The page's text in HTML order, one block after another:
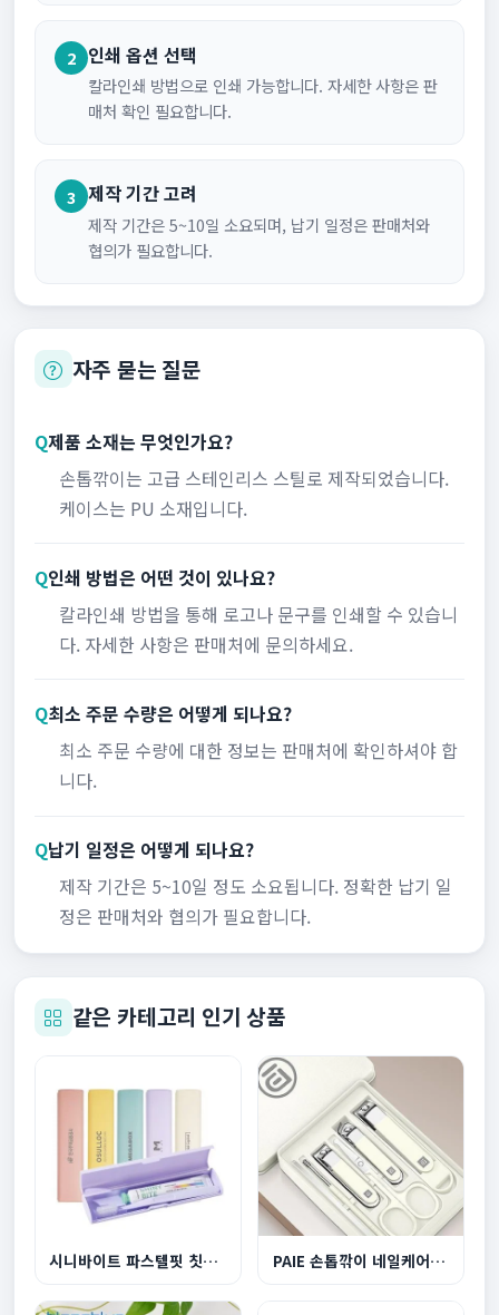
2 인쇄 옵션 선택
칼라인쇄 방법으로 인쇄 가능합니다. 자세한 사항은 판
매처 확인 필요합니다.
3 제작 기간 고려
제작 기간은 5~10일 소요되며, 납기 일정은 판매처와
협의가 필요합니다.
자주 묻는 질문
Q제품 소재는 무엇인가요?
손톱깎이는 고급 스테인리스 스틸로 제작되었습니다.
케이스는 PU 소재입니다.
Q인쇄 방법은 어떤 것이 있나요?
칼라인쇄 방법을 통해 로고나 문구를 인쇄할 수 있습니
다. 자세한 사항은 판매처에 문의하세요.
Q최소 주문 수량은 어떻게 되나요?
최소 주문 수량에 대한 정보는 판매처에 확인하셔야 합
니다.
Q납기 일정은 어떻게 되나요?
제작 기간은 5~10일 정도 소요됩니다. 정확한 납기 일
정은 판매처와 협의가 필요합니다.
같은 카테고리 인기 상품
시니바이트 파스텔핏 칫솔치약 세트(국내생산) PAIE 손톱깎이 네일케어세트 6P